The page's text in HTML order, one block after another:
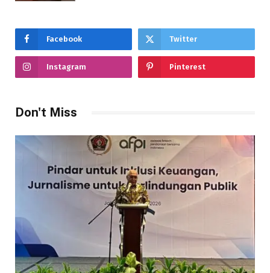
Facebook Twitter
Instagram Pinterest
Don't Miss